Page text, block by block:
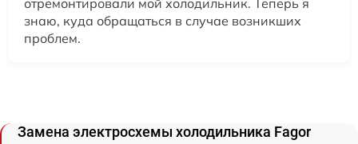
знаю, куда обращаться в случае возникших
проблем.
Замена электросхемы холодильника Fagor